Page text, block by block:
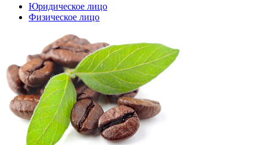
Юридическое лицо
Физическое лицо